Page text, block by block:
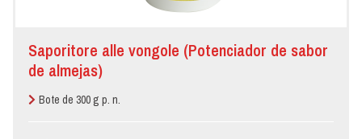
Saporitore alle vongole (Potenciador de sabor
de almejas)
Bote de 300 g p. n.